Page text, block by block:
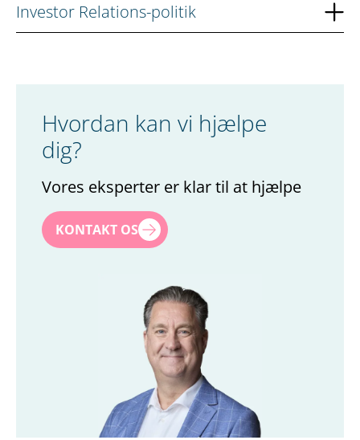
Investor Relations-politik
Hvordan kan vi hjælpe
dig?
Vores eksperter er klar til at hjælpe
Navn*
KONTAKT OS